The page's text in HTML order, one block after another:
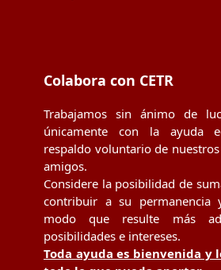
Colabora con CETR
Trabajamos sin ánimo de
únicamente con la ayuda
respaldo voluntario de
amigos.
Considere la posibilidad de
contribuir a su permanencia
modo que resulte más
posibilidades e intereses.
Toda ayuda es bienvenida y